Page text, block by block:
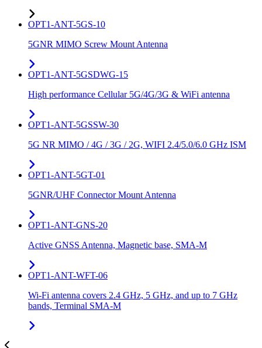
OPT1-ANT-5GS-10
5GNR MIMO Screw Mount Antenna
OPT1-ANT-5GSDWG-15
High performance Cellular 5G/4G/3G & WiFi antenna
OPT1-ANT-5GSSW-30
5G NR MIMO / 4G / 3G / 2G, WIFI 2.4/5.0/6.0 GHz ISM
OPT1-ANT-5GT-01
5GNR/UHF Connector Mount Antenna
OPT1-ANT-GNS-20
Active GNSS Antenna, Magnetic base, SMA-M
OPT1-ANT-WFT-06
Wi-Fi antenna covers 2.4 GHz, 5 GHz, and up to 7 GHz
bands, Terminal SMA-M